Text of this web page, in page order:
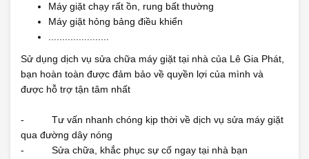
Máy giặt chạy rất ồn, rung bất thường
Máy giặt hỏng bảng điều khiển
Sử dụng dịch vụ sửa chữa máy giặt tại nhà của Lê Gia Phát,
bạn hoàn toàn được đảm bảo về quyền lợi của mình và
được hỗ trợ tận tâm nhất
- Tư vấn nhanh chóng kịp thời về dịch vụ sửa máy giặt
qua đường dây nóng
- Sửa chữa, khắc phục sự cố ngay tại nhà bạn